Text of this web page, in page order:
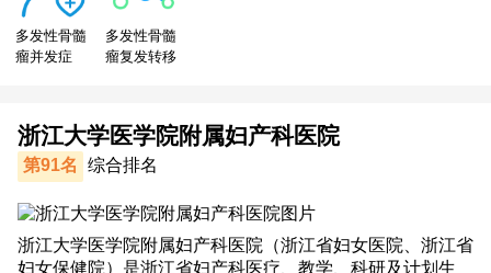
多发性骨髓
瘤并发症
多发性骨髓
瘤复发转移
浙江大学医学院附属妇产科医院
第91名 综合排名
浙江大学医学院附属妇产科医院（浙江省妇女医院、浙江省
妇女保健院）是浙江省妇产科医疗、教学、科研及计划生